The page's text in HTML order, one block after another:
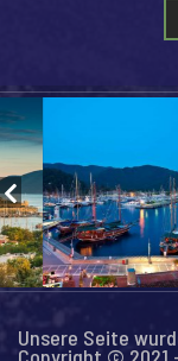
Unsere Seite
Copyright © 2021